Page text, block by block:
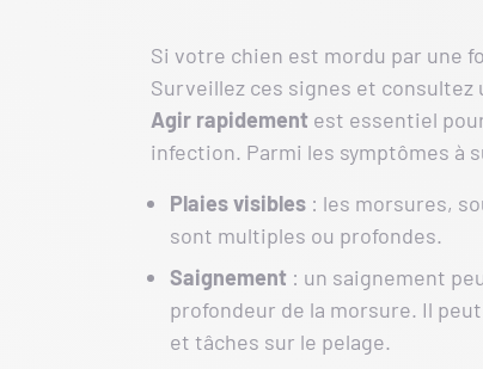
Si votre chien est mordu par une
Surveillez ces signes et
Agir rapidement est essentiel
infection. Parmi les symptômes à
Plaies visibles : les morsures,
sont multiples ou profondes.
Saignement : un saignement
profondeur de la morsure. Il
et tâches sur le pelage.